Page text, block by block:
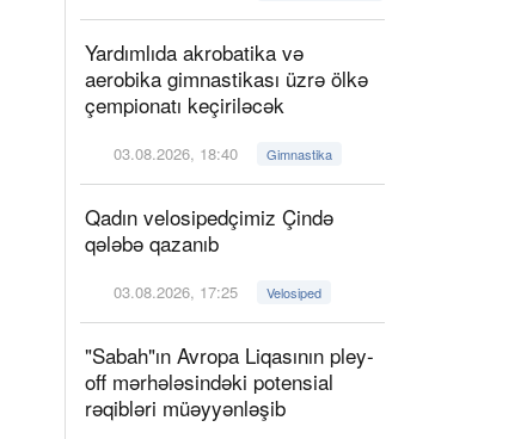
Yardımlıda akrobatika və
aerobika gimnastikası üzrə ölkə
çempionatı keçiriləcək
03.08.2026, 18:40 Gimnastika
Qadın velosipedçimiz Çində
qələbə qazanıb
03.08.2026, 17:25 Velosiped
"Sabah"ın Avropa Liqasının pley-
off mərhələsindəki potensial
rəqibləri müəyyənləşib